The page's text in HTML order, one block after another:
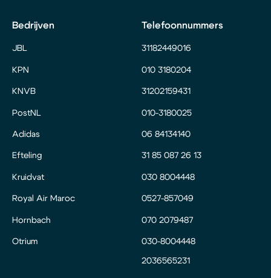
Bedrijven
JBL
KPN
KNVB
PostNL
Adidas
Efteling
Kruidvat
Royal Air Maroc
Hornbach
Otrium
Telefoonnummers
31182449016
010 3180204
31202159431
010-3180025
06 84134140
31 85 087 26 13
030 8004448
0527-857049
070 2079487
030-8004448
2036565231